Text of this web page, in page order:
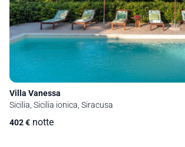
Villa Vanessa
Sicilia, Sicilia ionica, Siracusa
402€ notte